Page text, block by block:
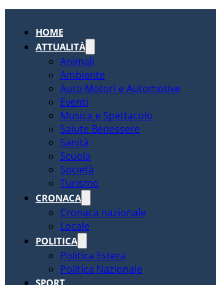
HOME
ATTUALITÀ
Animali
Ambiente
Auto Motori e Automotive
Eventi
Musica e Spettacolo
Salute Benessere
Sanità
Scuola
Società
Turismo
CRONACA
Cronaca nazionale
Locale
POLITICA
Politica Estera
Politica Nazionale
SPORT